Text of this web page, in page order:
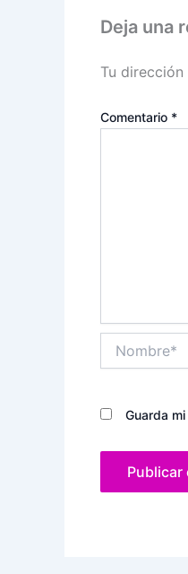
Deja una
Tu
Comentario *
Guarda